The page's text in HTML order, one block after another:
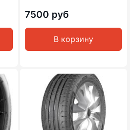
7500 руб
В корзину